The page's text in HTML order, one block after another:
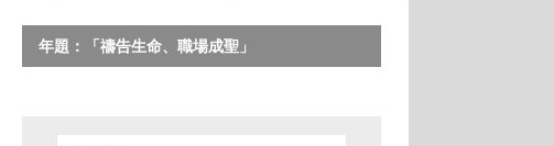
年題：「禱告生命、職場成聖」